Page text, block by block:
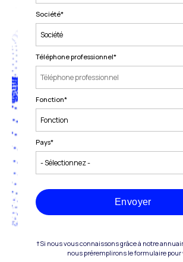
Société*
Téléphone professionnel*
Fonction*
Pays*
Envoyer
†Si nous vous connaissons grâce à notre
nous préremplirons le formulaire pour